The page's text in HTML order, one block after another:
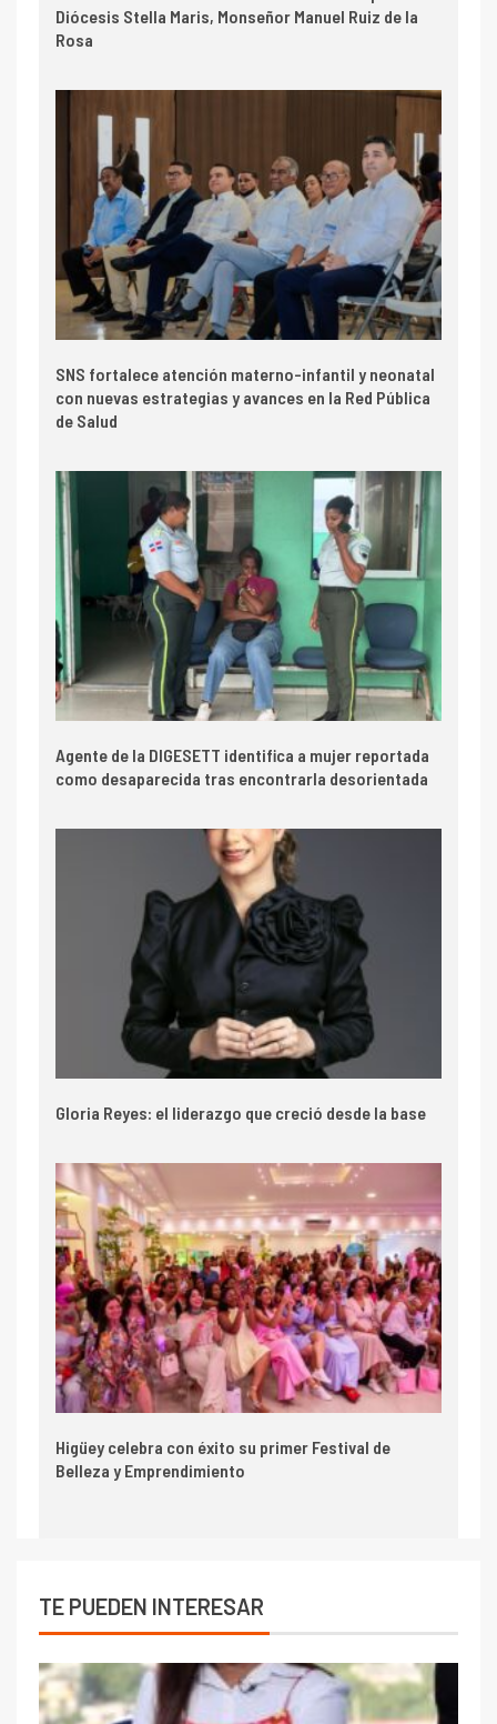
Diócesis Stella Maris, Monseñor Manuel Ruiz de la
Rosa
SNS fortalece atención materno-infantil y neonatal
con nuevas estrategias y avances en la Red Pública
de Salud
Agente de la DIGESETT identifica a mujer reportada
como desaparecida tras encontrarla desorientada
Gloria Reyes: el liderazgo que creció desde la base
Higüey celebra con éxito su primer Festival de
Belleza y Emprendimiento
TE PUEDEN INTERESAR